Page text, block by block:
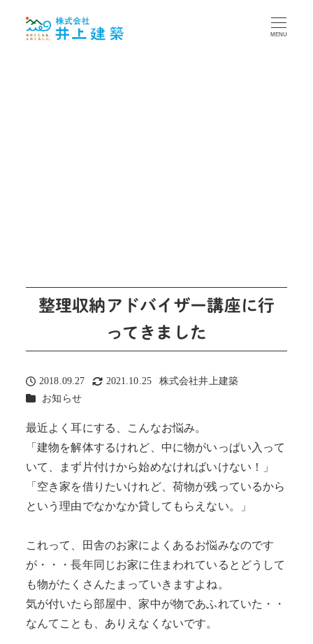
MENU
整理収納アドバイザー講座に行
ってきました
投稿日
2018.09.27
更新日
2021.10.25
著
株式会社井上建築
カテゴリー
お知らせ
最近よく耳にする、こんなお悩み。
「建物を解体するけれど、中に物がいっぱい入って
いて、まず片付けから始めなければいけない！」
「空き家を借りたいけれど、荷物が残っているから
という理由でなかなか貸してもらえない。」
これって、田舎のお家によくあるお悩みなのです
が・・・長年同じお家に住まわれているとどうして
も物がたくさんたまっていきますよね。
気が付いたら部屋中、家中が物であふれていた・・
なんてことも、ありえなくないです。